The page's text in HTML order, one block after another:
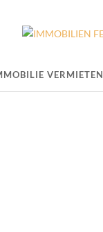
VERMIETEN